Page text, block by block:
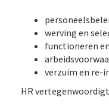
werving en
functioneren
verzuim en re-
HR